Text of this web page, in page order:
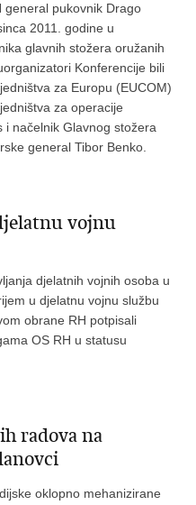
general pukovnik Drago
2011. godine u
glavnih stožera oružanih
Konferencije bili
za Europu (EUCOM)
za operacije
i načelnik Glavnog stožera
general Tibor Benko.
vojnu
djelatnih vojnih osoba u
u djelatnu vojnu službu
obrane RH potpisali
OS RH u statusu
radova na
oklopno mehanizirane